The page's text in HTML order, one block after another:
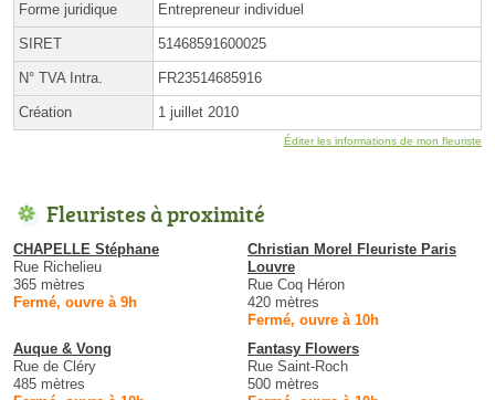
Forme juridique Entrepreneur individuel
SIRET 51468591600025
N° TVA Intra. FR23514685916
Création 1 juillet 2010
Éditer les informations de mon fleuriste
Fleuristes à proximité
CHAPELLE Stéphane
Rue Richelieu
365 mètres
Fermé, ouvre à 9h
Christian Morel Fleuriste Paris
Louvre
Rue Coq Héron
420 mètres
Fermé, ouvre à 10h
Auque & Vong
Rue de Cléry
485 mètres
Fantasy Flowers
Rue Saint-Roch
500 mètres